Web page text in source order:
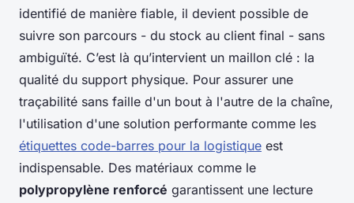
identifié de manière fiable, il devient possible de
suivre son parcours - du stock au client final - sans
ambiguïté. C’est là qu’intervient un maillon clé : la
qualité du support physique. Pour assurer une
traçabilité sans faille d'un bout à l'autre de la chaîne,
l'utilisation d'une solution performante comme les
étiquettes code-barres pour la logistique est
indispensable. Des matériaux comme le
polypropylène renforcé garantissent une lecture